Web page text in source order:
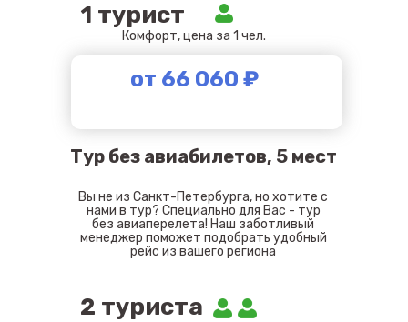
1 турист
Комфорт, цена за 1 чел.
от 66 060 ₽
2 туриста
Тур без авиабилетов, 5 мест
Вы не из Санкт-Петербурга, но хотите с
нами в тур? Специально для Вас - тур
без авиаперелета! Наш заботливый
менеджер поможет подобрать удобный
рейс из вашего региона